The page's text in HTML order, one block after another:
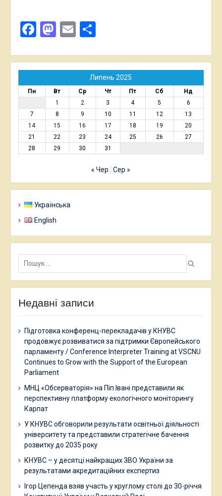
Facebook
Mastodon
EmailПоділитися
Липень 2025
Пн Вт Ср Чт Пт Сб
Нд
1
2 3 4 5
6
7
8 9 10 11 12
13
14
15 16 17 18 19
20
21
22 23 24 25 26
27
28
29 30 31
« Чер Сер »
Українська
English
Пошук:
Недавні записи
Підготовка конференц-перекладачів у КНУВС
продовжує розвиватися за підтримки Європейського
парламенту / Conference Interpreter Training at VSCNU
Continues to Grow with the Support of the European
Parliament
МНЦ «Обсерваторія» на Піп Івані представили як
перспективну платформу екологічного моніторингу
Карпат
У КНУВС обговорили результати освітньої діяльності
університету та представили стратегічне бачення
розвитку до 2035 року
КНУВС – у десятці найкращих ЗВО України за
результатами акредитаційних експертиз
Ігор Цепенда взяв участь у круглому столі до 30-річчя